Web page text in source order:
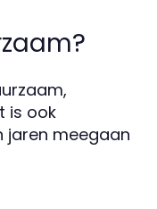
is ook
jaren meegaan